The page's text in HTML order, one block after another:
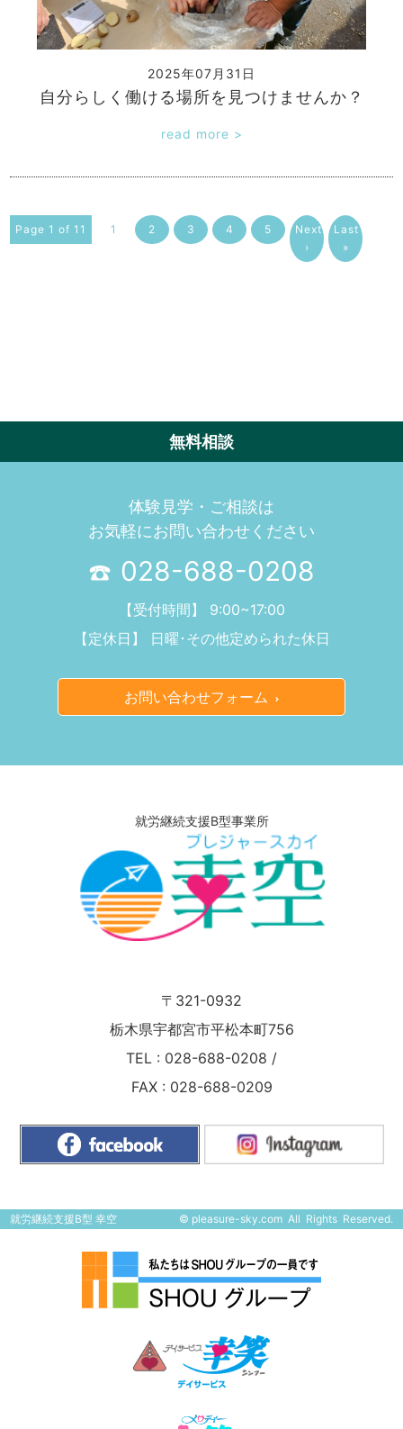
2025年07月31日
自分らしく働ける場所を見つけませんか？
read more >
Page 1 of 11 1 2 3 4 5
Next
›
Last
»
無料相談
体験見学・ご相談は
お気軽にお問い合わせください
028-688-0208
【受付時間】 9:00~17:00
【定休日】 日曜･その他定められた休日
お問い合わせフォーム
就労継続支援B型事業所
〒321-0932
栃木県宇都宮市平松本町756
TEL : 028-688-0208 /
FAX : 028-688-0209
就労継続支援B型 幸空 © pleasure-sky.comAll Rights Reserved.